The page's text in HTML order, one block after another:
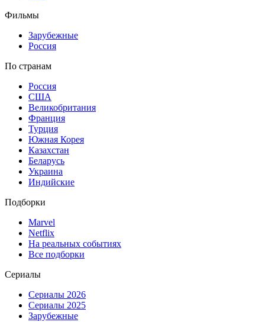
Фильмы
Зарубежные
Россия
По странам
Россия
США
Великобритания
Франция
Турция
Южная Корея
Казахстан
Беларусь
Украина
Индийские
Подборки
Marvel
Netflix
На реальных событиях
Все подборки
Сериалы
Сериалы 2026
Сериалы 2025
Зарубежные